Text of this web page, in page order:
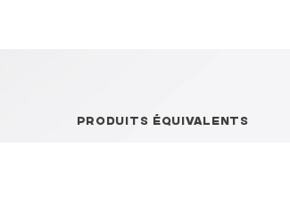
PRODUITS ÉQUIVALENTS